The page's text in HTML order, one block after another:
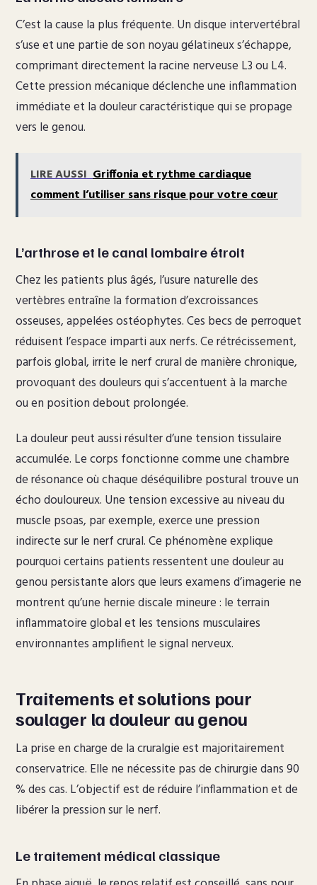
C’est la cause la plus fréquente. Un disque intervertébral
s’use et une partie de son noyau gélatineux s’échappe,
comprimant directement la racine nerveuse L3 ou L4.
Cette pression mécanique déclenche une inflammation
immédiate et la douleur caractéristique qui se propage
vers le genou.
LIRE AUSSI Griffonia et rythme cardiaque
comment l’utiliser sans risque pour votre cœur
L’arthrose et le canal lombaire étroit
Chez les patients plus âgés, l’usure naturelle des
vertèbres entraîne la formation d’excroissances
osseuses, appelées ostéophytes. Ces becs de perroquet
réduisent l’espace imparti aux nerfs. Ce rétrécissement,
parfois global, irrite le nerf crural de manière chronique,
provoquant des douleurs qui s’accentuent à la marche
ou en position debout prolongée.
La douleur peut aussi résulter d’une tension tissulaire
accumulée. Le corps fonctionne comme une chambre
de résonance où chaque déséquilibre postural trouve un
écho douloureux. Une tension excessive au niveau du
muscle psoas, par exemple, exerce une pression
indirecte sur le nerf crural. Ce phénomène explique
pourquoi certains patients ressentent une douleur au
genou persistante alors que leurs examens d’imagerie ne
montrent qu’une hernie discale mineure : le terrain
inflammatoire global et les tensions musculaires
environnantes amplifient le signal nerveux.
Traitements et solutions pour
soulager la douleur au genou
La prise en charge de la cruralgie est majoritairement
conservatrice. Elle ne nécessite pas de chirurgie dans 90
% des cas. L’objectif est de réduire l’inflammation et de
libérer la pression sur le nerf.
Le traitement médical classique